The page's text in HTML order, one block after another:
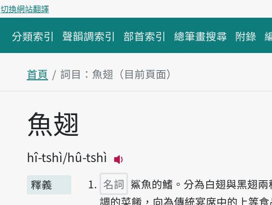
切換網站翻譯
分類索引 聲韻調索引 部首索引 總筆畫搜尋 附錄
首頁 詞目：魚翅（目前頁面）
主內容區塊
魚翅
hî-tshì hû-tshì
釋義
名詞 鯊魚的鰭。分為白翅與黑翅
調的菜餚，向為傳統宴席中的上等